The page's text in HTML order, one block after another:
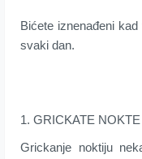
Bićete iznenađeni
svaki dan.
1. GRICKATE
Grickanje noktiju